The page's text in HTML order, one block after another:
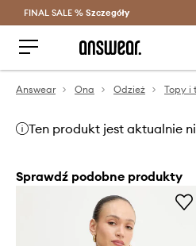
Oszczędzaj z
FINAL SALE % Szczegóły
Answear Ona Odzież Topy i
Ten produkt jest aktualnie
Sprawdź podobne produkty